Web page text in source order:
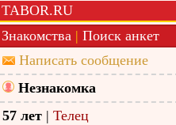
TABOR.RU
Знакомства | Поиск анкет
Написать сообщение
Незнакомка
57 лет | Телец